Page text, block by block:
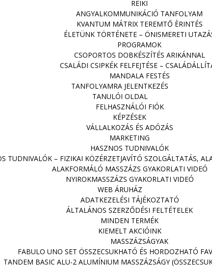
REIKI
ANGYALKOMMUNIKÁCIÓ TANFOLYAM
KVANTUM MÁTRIX TEREMTŐ ÈRINTÉS
ÉLETÜNK TÖRTÉNETE – ÖNISMERETI
PROGRAMOK
CSOPORTOS DOBKÉSZÍTÉS ARIKÁNNAL
CSALÁDI CSIPKÉK FELFEJTÉSE –
MANDALA FESTÉS
TANFOLYAMRA JELENTKEZÉS
TANULÓI OLDAL
FELHASZNÁLÓI FIÓK
KÉPZÉSEK
VÁLLALKOZÁS ÉS ADÓZÁS
MARKETING
HASZNOS TUDNIVALÓK
TUDNIVALÓK – FIZIKAI KÖZÉRZETJAVÍTÓ SZOLGÁLTATÁS,
ALAKFORMÁLÓ MASSZÁZS GYAKORLATI VIDEÓ
NYIROKMASSZÁZS GYAKORLATI VIDEÓ
WEB ÁRUHÁZ
ADATKEZELÉSI TÁJÉKOZTATÓ
ÁLTALÁNOS SZERZŐDÉSI FELTÉTELEK
MINDEN TERMÉK
KIEMELT AKCIÓINK
MASSZÁZSÁGYAK
FABULO UNO SET ÖSSZECSUKHATÓ ÉS HORDOZHATÓ
TANDEM BASIC ALU-2 ALUMÍNIUM MASSZÁZSÁGY